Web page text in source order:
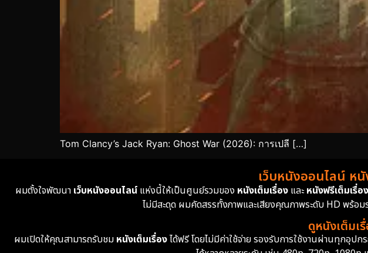
Tom Clancy’s Jack Ryan: Ghost War (2026): การเปลี […]
เว็บหนังออนไลน์ ห
ผมตั้งใจพัฒนา เว็บหนังออนไลน์แห่งนี้ให้เป็นศูนย์รวมของ หนังเต็มเรื่องและหนังฟรีเต็มเรื่อง
ไม่มีสะดุด ผมคัดสรรทั้งภาพและเสียงคุณภาพระดับ HD พร้อ
ดูหนังเต็มเ
ผมเปิดให้คุณสามารถรับชม หนังเต็มเรื่องได้ฟรี โดยไม่มีค่าใช้จ่าย รองรับการใช้งานผ่านทุกอุป